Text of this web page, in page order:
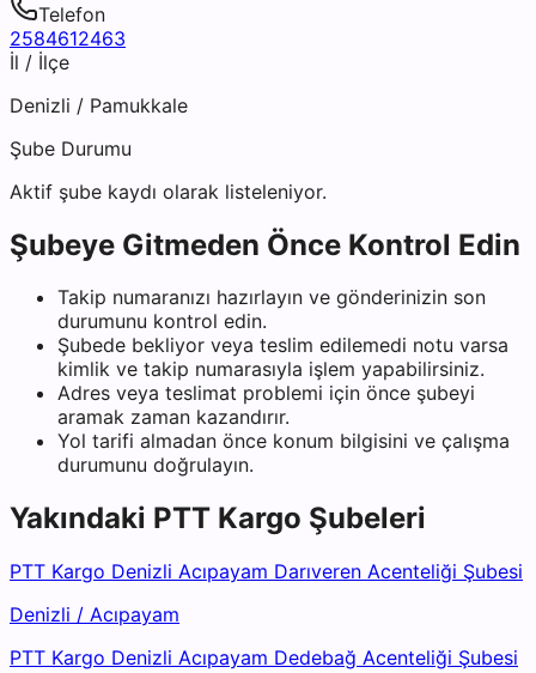
Telefon
2584612463
İl / İlçe
Denizli / Pamukkale
Şube Durumu
Aktif şube kaydı olarak listeleniyor.
Şubeye Gitmeden Önce Kontrol Edin
Takip numaranızı hazırlayın ve gönderinizin son
durumunu kontrol edin.
Şubede bekliyor veya teslim edilemedi notu varsa
kimlik ve takip numarasıyla işlem yapabilirsiniz.
Adres veya teslimat problemi için önce şubeyi
aramak zaman kazandırır.
Yol tarifi almadan önce konum bilgisini ve çalışma
durumunu doğrulayın.
Yakındaki PTT Kargo Şubeleri
PTT Kargo Denizli Acıpayam Darıveren Acenteliği Şubesi
Denizli / Acıpayam
PTT Kargo Denizli Acıpayam Dedebağ Acenteliği Şubesi